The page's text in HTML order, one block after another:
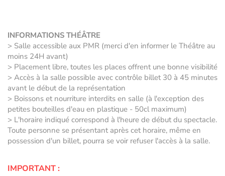
INFORMATIONS THÉÂTRE
> Salle accessible aux PMR (merci d'en informer le Théâtre au
moins 24H avant)
> Placement libre, toutes les places offrent une bonne visibilité
> Accès à la salle possible avec contrôle billet 30 à 45 minutes
avant le début de la représentation
> Boissons et nourriture interdits en salle (à l'exception des
petites bouteilles d'eau en plastique - 50cl maximum)
> L'horaire indiqué correspond à l'heure de début du spectacle.
Toute personne se présentant après cet horaire, même en
possession d'un billet, pourra se voir refuser l'accès à la salle.
IMPORTANT :